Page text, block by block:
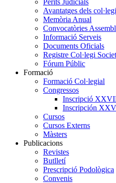
Perits Judicials
Avantatges dels
Memòria Anual
Convocatòries
Informació Serveis
Documents Oficials
Registre Col·legi
Fórum Públic
Formació
Formació Col·legial
Congressos
Inscripció XXVII
Inscripción
Cursos
Cursos Externs
Màsters
Publicacions
Revistes
Butlletí
Prescripció Podològica
Convenis